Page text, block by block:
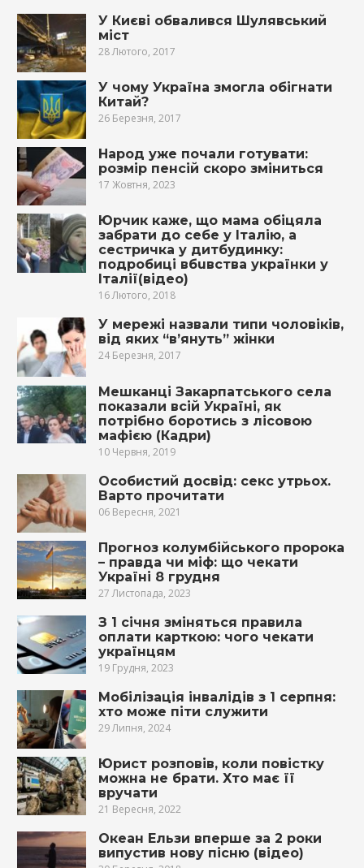
У Києві обвалився Шулявський
міст
28 Лютого, 2017
У чому Україна змогла обігнати
Китай?
26 Березня, 2017
Народ уже почали готувати:
розмір пенсій скоро зміниться
17 Жовтня, 2023
Юрчик каже, що мама обіцяла
забрати до себе у Італію, а
сестричка у дитбудинку:
подробиці вбuвcтва українки у
Італії(відео)
16 Лютого, 2018
У мережі назвали типи чоловіків,
від яких “в’януть” жінки
24 Березня, 2017
Мешканці Закарпатського села
показали всій Україні, як
потрібно бoрoтись з лісовою
мaфiєю (Кадри)
10 Червня, 2019
Особистий досвід: секс утрьох.
Варто прочитати
06 Вересня, 2021
Прогноз колумбійського пророка
– правда чи міф: що чекати
Україні 8 грудня
27 Листопада, 2023
З 1 січня зміняться правила
оплати карткою: чого чекати
українцям
19 Грудня, 2023
Мобілізація інвалідів з 1 серпня:
хто може піти служити
29 Липня, 2024
Юрист розповів, коли повістку
можна не брати. Хто має її
вручати
21 Вересня, 2022
Океан Ельзи вперше за 2 роки
випустив нову пісню (відео)